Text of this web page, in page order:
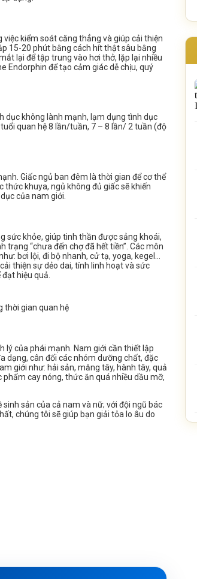
kiểm soát căng thẳng và giúp cải thiện
15-20 phút bằng cách hít thật sâu bằng
lại để tập trung vào hơi thở, lặp lại nhiều
Endorphin để tạo cảm giác dễ chịu, quý
dục không lành mạnh, lạm dụng tình dục
quan hệ 8 lần/tuần, 7 – 8 lần/ 2 tuần (độ
Giấc ngủ ban đêm là thời gian để cơ thể
thức khuya, ngủ không đủ giấc sẽ khiến
của nam giới.
sức khỏe, giúp tinh thần được sảng khoái,
“chưa đến chợ đã hết tiền”. Các môn
bơi lội, đi bộ nhanh, cử tạ, yoga, kegel…
thiện sự dẻo dai, tính linh hoạt và sức
hiệu quả.
thời gian quan hệ
lý của phái mạnh. Nam giới cần thiết lập
dạng, cân đối các nhóm dưỡng chất, đặc
giới như: hải sản, măng tây, hành tây, quả
cay nóng, thức ăn quá nhiều dầu mỡ,
sinh sản của cả nam và nữ; với đội ngũ bác
chúng tôi sẽ giúp bạn giải tỏa lo âu do